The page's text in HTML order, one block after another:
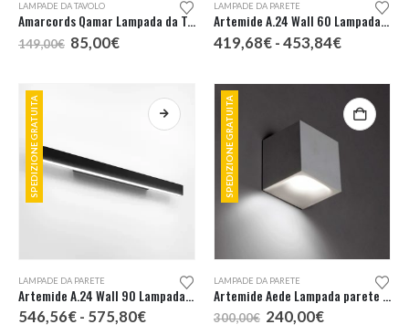
prodotto
Le
opzioni
possono
essere
scelte
nella
LAMPADE DA TAVOLO
Amarcords Qamar Lampada da Tavolo KM0
149,00€ Il
prezzo
85,00€Il
85,00€.
prodotto
ha
Le
opzioni
possono
essere
scelte
nella
pagina
LAMPADE DA PARETE
Artemide A.24 Wall 60 Lampada da Parete
419,68€ - 453,84€Fascia
da
419,68€
a
453,84€
SPEDIZIONE GRATUITA
prodotto
ha
LAMPADE DA PARETE
Artemide A.24 Wall 90 Lampada da Parete
546,56€ - 575,80€Fascia
SPEDIZIONE GRATUITA
LAMPADE DA PARETE
Artemide Aede Lampada parete LED
300,00€ Il
prezzo
240,00€Il